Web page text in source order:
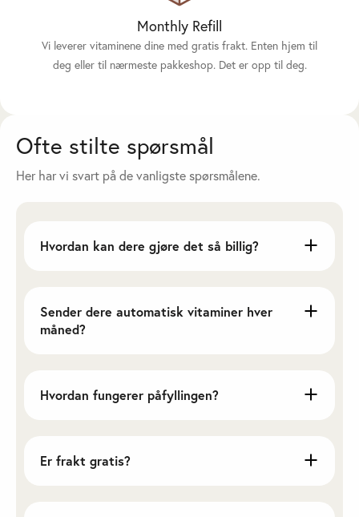
Monthly Refill
Vi leverer vitaminene dine med gratis frakt. Enten hjem til
deg eller til nærmeste pakkeshop. Det er opp til deg.
Ofte stilte spørsmål
Her har vi svart på de vanligste spørsmålene.
Hvordan kan dere gjøre det så billig?
Sender dere automatisk vitaminer hver
måned?
Hvordan fungerer påfyllingen?
Er frakt gratis?